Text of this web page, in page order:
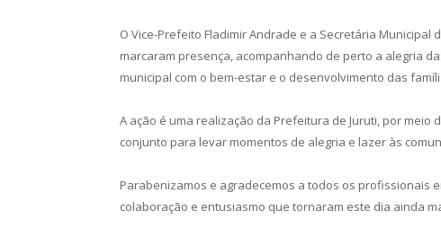
O Vice-Prefeito Fladimir Andrade e a Secretária
marcaram presença, acompanhando de perto a alegria
municipal com o bem-estar e o desenvolvimento das
A ação é uma realização da Prefeitura de Juruti, por
conjunto para levar momentos de alegria e lazer às
Parabenizamos e agradecemos a todos os profissionais
colaboração e entusiasmo que tornaram este dia ainda